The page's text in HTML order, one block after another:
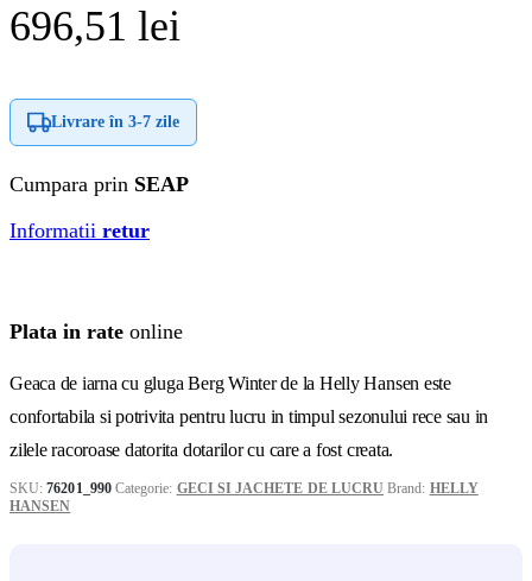
696,51 lei
Livrare în 3-7 zile
Cumpara prin SEAP
Informatii retur
Plata in rate online
Geaca de iarna cu gluga Berg Winter de la Helly Hansen este
confortabila si potrivita pentru lucru in timpul sezonului rece sau in
zilele racoroase datorita dotarilor cu care a fost creata.
SKU:76201_990 Categorie: GECI SI JACHETE DE LUCRU Brand: HELLY
HANSEN